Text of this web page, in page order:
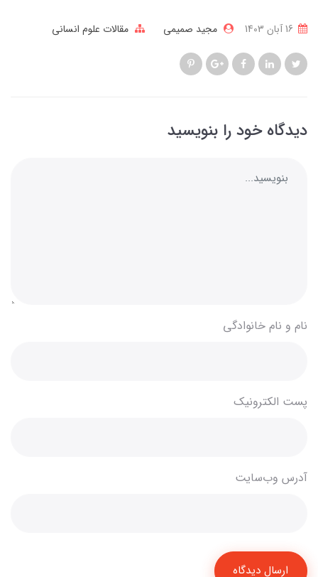
مجید صمیمی مقالات علوم انسانی
دیدگاه خود را بنویسید
نام و نام خانوادگی
پست الکترونیک
آدرس وب‌سایت
ارسال دیدگاه